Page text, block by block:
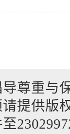
导尊重与
提供版